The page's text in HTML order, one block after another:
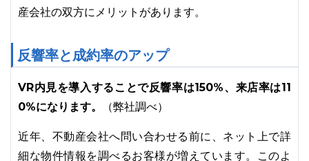
産会社の双方にメリットがあります。
反響率と成約率のアップ
VR内見を導入することで反響率は150%、来店率は11
0%になります。
（弊社調べ）
近年、不動産会社へ問い合わせる前に、ネット上で詳
細な物件情報を調べるお客様が増えています。このよ